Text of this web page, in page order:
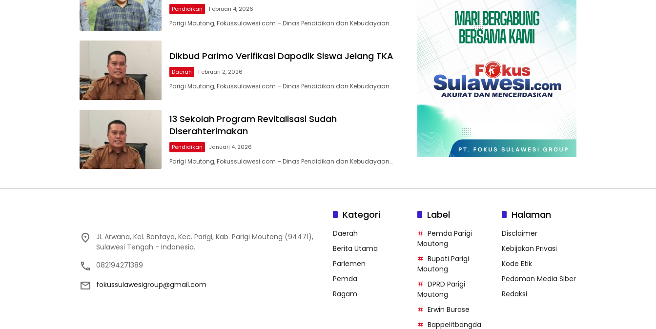
Pendidikan Februari 4, 2026
Parigi Moutong, Fokussulawesi.com – Dinas Pendidikan dan Kebudayaan…
Dikbud Parimo Verifikasi Dapodik Siswa Jelang TKA
Daerah Februari 2, 2026
Parigi Moutong, Fokussulawesi.com – Dinas Pendidikan dan Kebudayaan…
13 Sekolah Program Revitalisasi Sudah
Diserahterimakan
Pendidikan Januari 4, 2026
Parigi Moutong, Fokussulawesi.com – Dinas Pendidikan dan Kebudayaan…
Jl. Arwana, Kel. Bantaya, Kec. Parigi, Kab. Parigi Moutong (94471),
Sulawesi Tengah - Indonesia.
082194271389
fokussulawesigroup@gmail.com
Kategori
Daerah
Berita Utama
Parlemen
Pemda
Ragam
Label
Pemda Parigi
Moutong
Bupati Parigi
Moutong
DPRD Parigi
Moutong
Erwin Burase
Bappelitbangda
Halaman
Disclaimer
Kebijakan Privasi
Kode Etik
Pedoman Media Siber
Redaksi